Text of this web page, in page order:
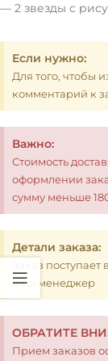
— 2 звезды с
Если нужно:
Для того, чтобы
комментарий к
Важно:
Стоимость
оформлении
сумму меньше
Детали заказа:
Заказ
наш менеджер
ОБРАТИТЕ
Прием заказов